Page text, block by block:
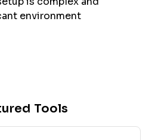
environment
Tools